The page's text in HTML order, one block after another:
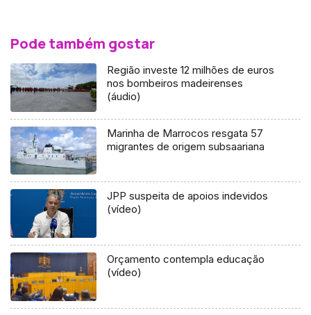
Pode também gostar
Região investe 12 milhões de euros
nos bombeiros madeirenses
(áudio)
Marinha de Marrocos resgata 57
migrantes de origem subsaariana
JPP suspeita de apoios indevidos
(vídeo)
Orçamento contempla educação
(vídeo)